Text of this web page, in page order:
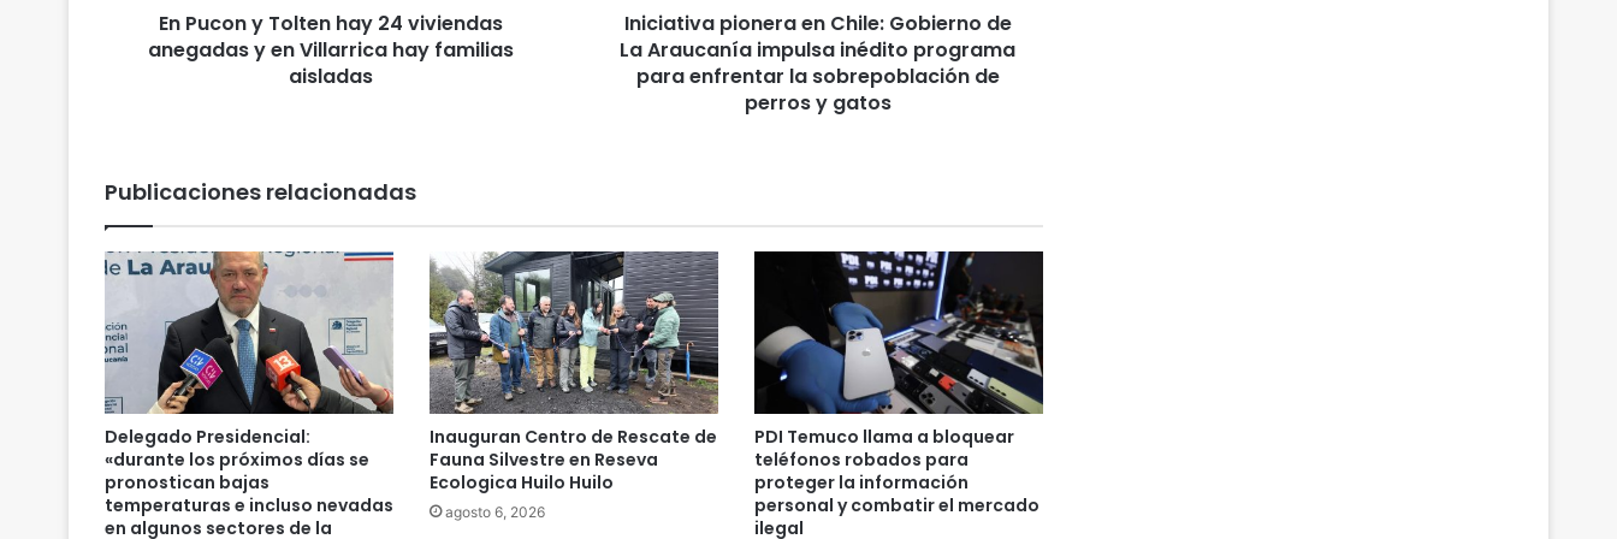
y
2
4
v
v
i
n
s
a
n
En Pucon y Tolten hay 24 viviendas
anegadas y en Villarrica hay familias
aisladas
e
n
C
h
i
l
e
:
G
o
b
Iniciativa pionera en Chile: Gobierno de
La Araucanía impulsa inédito programa
para enfrentar la sobrepoblación de
perros y gatos
Publicaciones relacionadas
Delegado Presidencial:
«durante los próximos días se
pronostican bajas
temperaturas e incluso nevadas
en algunos sectores de la
Inauguran Centro de Rescate de
Fauna Silvestre en Reseva
Ecologica Huilo Huilo
agosto 6, 2026
PDI Temuco llama a bloquear
teléfonos robados para
proteger la información
personal y combatir el mercado
ilegal